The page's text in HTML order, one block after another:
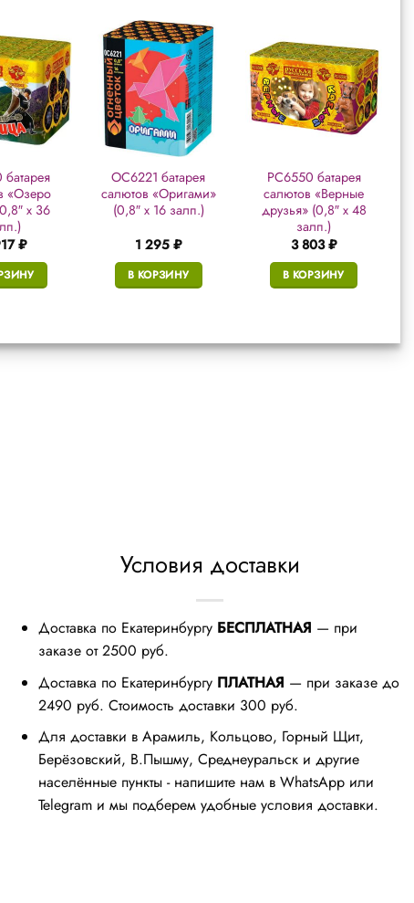
«Озеро
х 36
₽
ОС6221 батарея
салютов «Оригами»
(0,8″ х 16 залп.)
1 295 ₽
В КОРЗИНУ
РС6550 батарея
салютов «Верные
друзья» (0,8″ х 48
залп.)
3 803₽
В КОРЗИНУ
Условия доставки
Доставка по Екатеринбургу БЕСПЛАТНАЯ — при
заказе от 2500 руб.
Доставка по Екатеринбургу ПЛАТНАЯ — при заказе до
2490 руб. Стоимость доставки 300 руб.
Для доставки в Арамиль, Кольцово, Горный Щит,
Берёзовский, В.Пышму, Среднеуральск и другие
населённые пункты - напишите нам в WhatsApp или
Telegram и мы подберем удобные условия доставки.